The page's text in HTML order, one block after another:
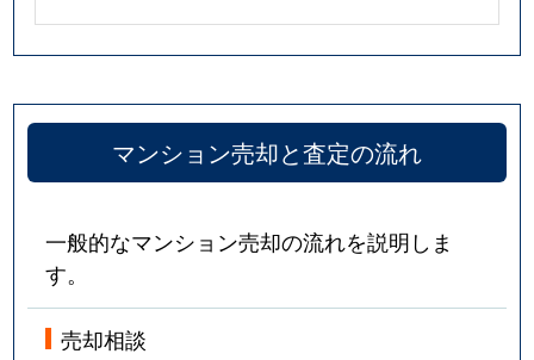
マンション売却と査定の流れ
一般的なマンション売却の流れを説明しま
す。
売却相談